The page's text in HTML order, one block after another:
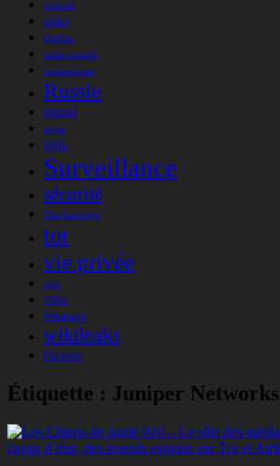
podcast
police
Québec
radio-canada
ransomware
Russie
signal
spvm
SQIL
Surveillance
sécurité
The Intercept
tor
vie privée
vpn
VPNs
Whatsapp
wikileaks
Élections
Étiquette : Juniper Networks